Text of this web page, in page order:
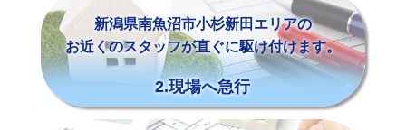
新潟県南魚沼市小杉新田エリアの
お近くのスタッフが直ぐに駆け付けます。
2.現場へ急行